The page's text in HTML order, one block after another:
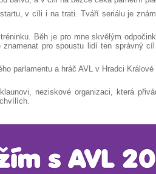
v cíli i na trati. Tváří seriálu je
Běh je pro mne skvělým
pro spoustu lidí ten správný
parlamentu a hráč AVL v Hradci
neziskové organizaci, která